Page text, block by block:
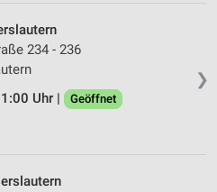
❯
234 - 236
Uhr |
Geöffnet